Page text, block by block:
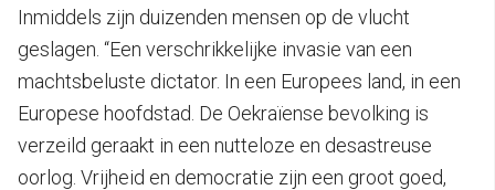
Inmiddels zijn duizenden mensen op de vlucht
geslagen. “Een verschrikkelijke invasie van een
machtsbeluste dictator. In een Europees land, in een
Europese hoofdstad. De Oekraïense bevolking is
verzeild geraakt in een nutteloze en desastreuse
oorlog. Vrijheid en democratie zijn een groot goed,